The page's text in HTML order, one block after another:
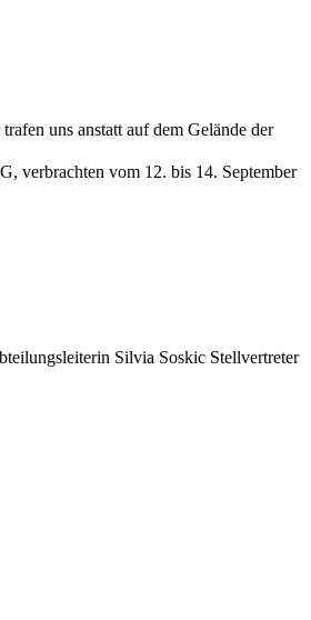
verbrachten vom 12. bis 14. September
uns anstatt auf dem Gelände der
Silvia Soskic Stellvertreter